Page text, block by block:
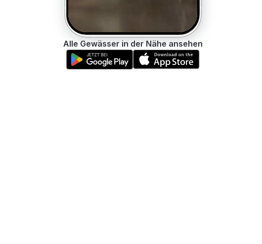
Alle Gewässer in der Nähe ansehen